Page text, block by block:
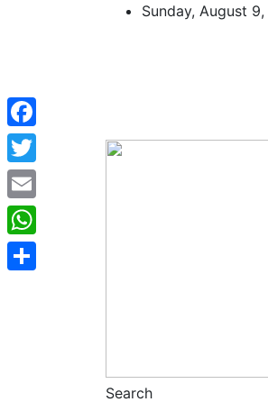
Sunday, August
Search
Facebook
Twitter
Email
WhatsApp